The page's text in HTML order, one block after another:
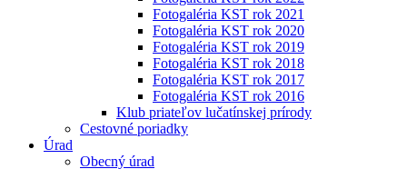
Fotogaléria KST rok 2021
Fotogaléria KST rok 2020
Fotogaléria KST rok 2019
Fotogaléria KST rok 2018
Fotogaléria KST rok 2017
Fotogaléria KST rok 2016
Klub priateľov lučatínskej prírody
Cestovné poriadky
Úrad
Obecný úrad